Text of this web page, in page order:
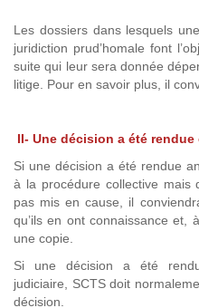
Les dossiers dans lesquels
juridiction prud’homale font
suite qui leur sera donnée
litige. Pour en savoir plus, il
II- Une décision a été rendue
Si une décision a été rendue
à la procédure collective mais
pas mis en cause, il
qu’ils en ont connaissance et,
une copie.
Si une décision a été
judiciaire, SCTS doit
décision.